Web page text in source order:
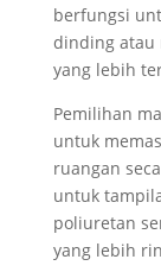
berfungsi
dinding atau
yang lebih
Pemilihan
untuk
ruangan
untuk
poliuretan
yang lebih